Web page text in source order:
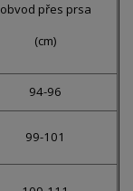
obvod přes prsa
(cm)
94-96
99-101